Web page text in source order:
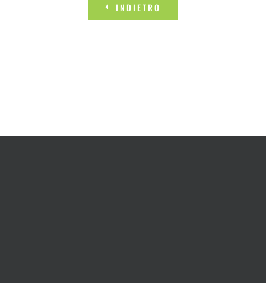
INDIETRO